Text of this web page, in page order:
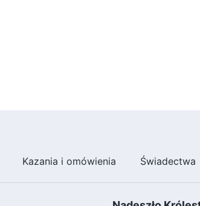
Kazania i omówienia Świadectwa